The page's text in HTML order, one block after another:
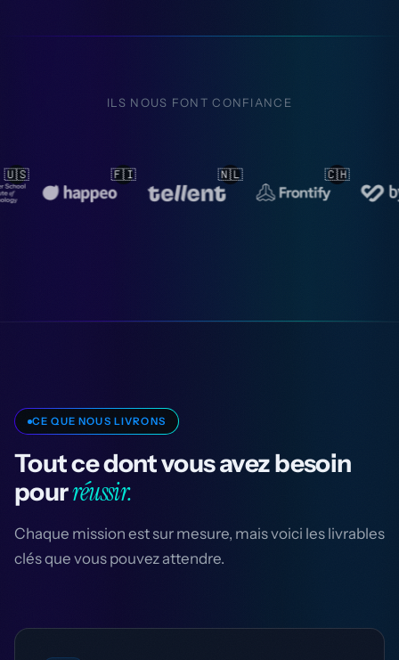
ILS NOUS FONT CONFIANCE
🇳🇱 🇨🇭 🇳🇱 🇳🇱
CE QUE NOUS LIVRONS
Tout ce dont vous avez besoin
pourréussir.
Chaque mission est sur mesure, mais voici les livrables
clés que vous pouvez attendre.